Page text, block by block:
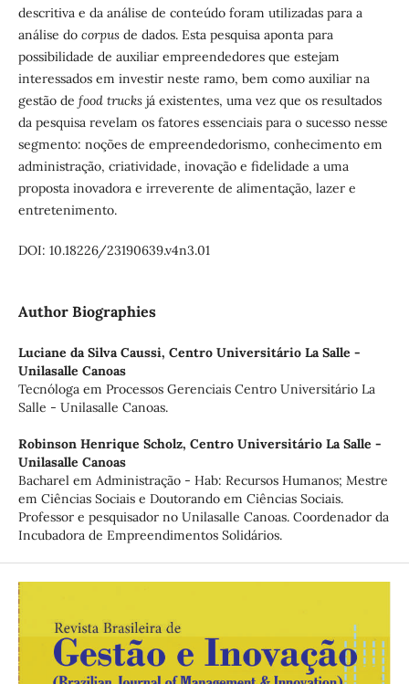
descritiva e da análise de conteúdo foram utilizadas para a
análise do corpusde dados. Esta pesquisa aponta para
possibilidade de auxiliar empreendedores que estejam
interessados em investir neste ramo, bem como auxiliar na
gestão de food trucksjá existentes, uma vez que os resultados
da pesquisa revelam os fatores essenciais para o sucesso nesse
segmento: noções de empreendedorismo, conhecimento em
administração, criatividade, inovação e fidelidade a uma
proposta inovadora e irreverente de alimentação, lazer e
entretenimento.
DOI: 10.18226/23190639.v4n3.01
Author Biographies
Luciane da Silva Caussi, Centro Universitário La Salle -
Unilasalle Canoas
Tecnóloga em Processos Gerenciais Centro Universitário La
Salle - Unilasalle Canoas.
Robinson Henrique Scholz, Centro Universitário La Salle -
Unilasalle Canoas
Bacharel em Administração - Hab: Recursos Humanos; Mestre
em Ciências Sociais e Doutorando em Ciências Sociais.
Professor e pesquisador no Unilasalle Canoas. Coordenador da
Incubadora de Empreendimentos Solidários.